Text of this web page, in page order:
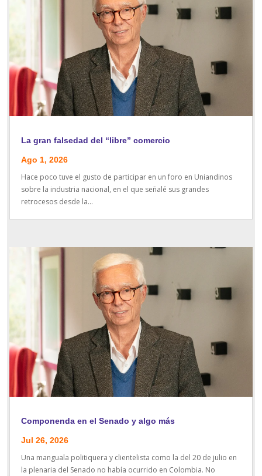
La gran falsedad del “libre” comercio
Ago 1, 2026
Hace poco tuve el gusto de participar en un foro en Uniandinos
sobre la industria nacional, en el que señalé sus grandes
retrocesos desde la...
Componenda en el Senado y algo más
Jul 26, 2026
Una manguala politiquera y clientelista como la del 20 de julio en
la plenaria del Senado no había ocurrido en Colombia. No